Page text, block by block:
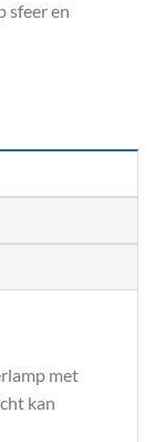
sfeer en
met
kan